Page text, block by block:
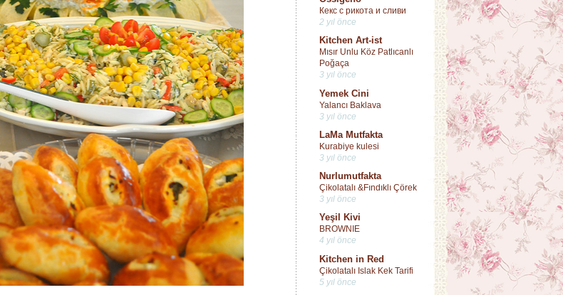
Кекс с рикота и сливи
2 yıl önce
Kitchen Art-ist
Mısır Unlu Köz Patlıcanlı
Poğaça
3 yıl önce
Yemek Cini
Yalancı Baklava
3 yıl önce
LaMa Mutfakta
Kurabiye kulesi
3 yıl önce
Nurlumutfakta
Çikolatalı &Fındıklı Çörek
3 yıl önce
Yeşil Kivi
BROWNIE
4 yıl önce
Kitchen in Red
Çikolatalı Islak Kek Tarifi
5 yıl önce